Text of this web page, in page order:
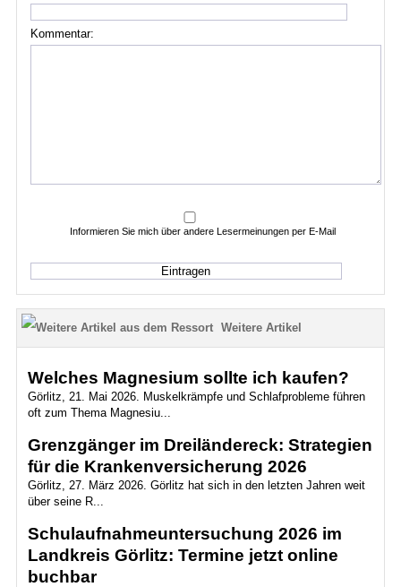
Kommentar:
Informieren Sie mich über andere Lesermeinungen per E-Mail
Weitere Artikel
Welches Magnesium sollte ich kaufen?
Görlitz, 21. Mai 2026. Muskelkrämpfe und Schlafprobleme führen
oft zum Thema Magnesiu...
Grenzgänger im Dreiländereck: Strategien
für die Krankenversicherung 2026
Görlitz, 27. März 2026. Görlitz hat sich in den letzten Jahren weit
über seine R...
Schulaufnahmeuntersuchung 2026 im
Landkreis Görlitz: Termine jetzt online
buchbar